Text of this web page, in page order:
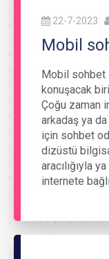
22-7-2023
Mobil
Mobil sohbet
konuşacak
Çoğu zaman
arkadaş ya
için sohbet
dizüstü
aracılığıyla
internete